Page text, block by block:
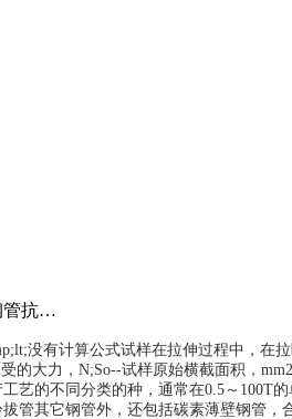
管抗…
没有计算公式试样在拉伸过程中，在
大力，N;So--试样原始横截面积，
的不同分类的种，通常在0.5～100T
其它钢管外，还包括碳素薄壁钢管